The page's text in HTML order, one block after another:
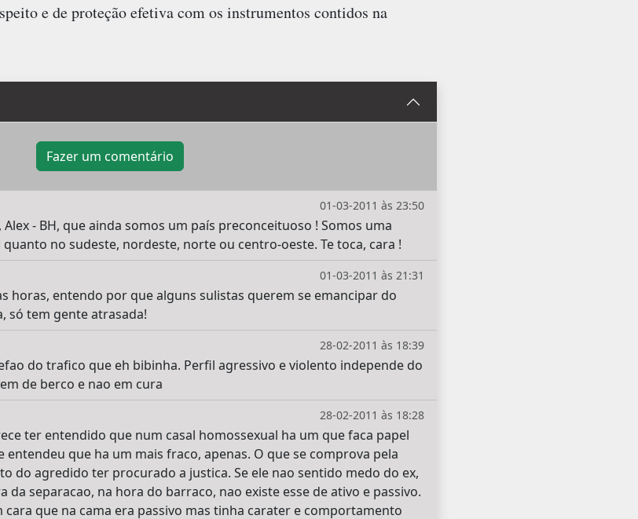
e de proteção efetiva com os instrumentos contidos na
Fazer um comentário
01-03-2011 às 23:50
- BH, que ainda somos um país preconceituoso ! Somos uma
no sudeste, nordeste, norte ou centro-oeste. Te toca, cara !
01-03-2011 às 21:31
horas, entendo por que alguns sulistas querem se emancipar do
só tem gente atrasada!
28-02-2011 às 18:39
do trafico que eh bibinha. Perfil agressivo e violento independe do
de berco e nao em cura
28-02-2011 às 18:28
ter entendido que num casal homossexual ha um que faca papel
entendeu que ha um mais fraco, apenas. O que se comprova pela
do agredido ter procurado a justica. Se ele nao sentido medo do ex,
da separacao, na hora do barraco, nao existe esse de ativo e passivo.
cara que na cama era passivo mas tinha carater e comportamento